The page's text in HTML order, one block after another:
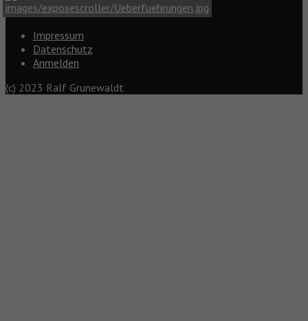
Impressum
Datenschutz
Anmelden
(c) 2023 Ralf Grunewaldt